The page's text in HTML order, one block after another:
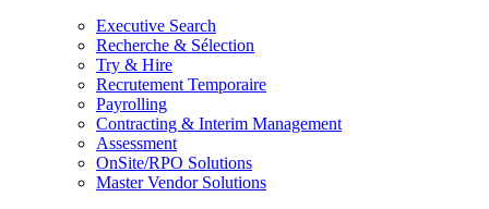
Executive Search
Recherche & Sélection
Try & Hire
Recrutement Temporaire
Payrolling
Contracting & Interim Management
Assessment
OnSite/RPO Solutions
Master Vendor Solutions